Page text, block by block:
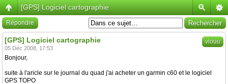
[GPS] Logiciel cartographie
Répondre
viouu
[GPS] Logiciel cartographie
05 Déc 2008, 17:53
Bonjour,
suite à l'aricle sur le journal du quad j'ai acheter un garmin c60 et le logiciel
GPS TOPO